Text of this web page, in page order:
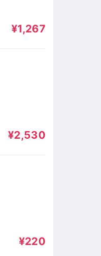
¥1,267
¥2,530
¥220